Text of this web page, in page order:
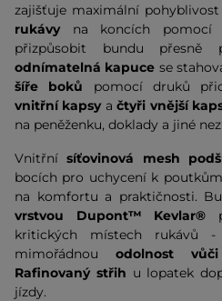
zajišťuje maximální pohyblivost
rukávy na koncích
přizpůsobit bundu
odnímatelná kapuce se
šíře boků pomocí druků
vnitřní kapsy ačtyři vnější
na peněženku, doklady a jiné
Vnitřnísíťovinová mesh
bocích pro uchycení k
na komfortu a praktičnosti.
vrstvou Dupont™ Kevlar®
kritických místech rukávů
mimořádnou odolnost
Rafinovaný střih u lopatek
jízdy.